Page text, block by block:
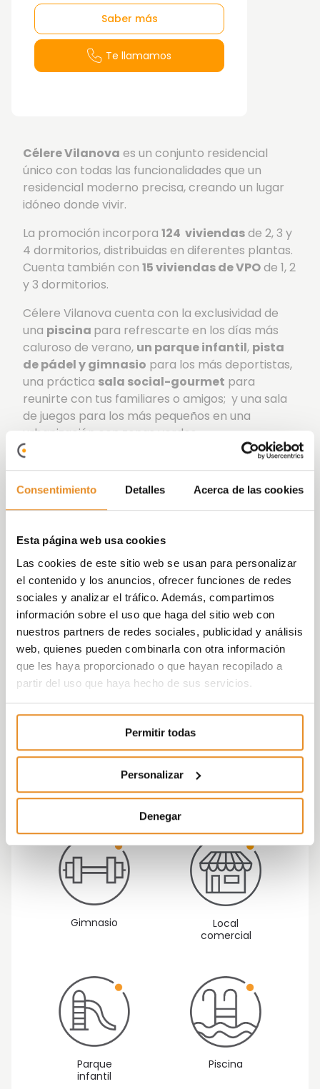
Consentimiento Detalles Acerca de las cookies
Esta página web usa cookies
Las cookies de este sitio web se usan para personalizar
el contenido y los anuncios, ofrecer funciones de redes
sociales y analizar el tráfico. Además, compartimos
información sobre el uso que haga del sitio web con
nuestros partners de redes sociales, publicidad y análisis
web, quienes pueden combinarla con otra información
que les haya proporcionado o que hayan recopilado a
partir del uso que haya hecho de sus servicios.
Permitir todas
Personalizar
Denegar
Saber más
Te llamamos
Célere Vilanova es un conjunto residencial
único con todas las funcionalidades que un
residencial moderno precisa, creando un lugar
idóneo donde vivir.
La promoción incorpora 124 viviendasde 2, 3 y
4 dormitorios, distribuidas en diferentes plantas.
Cuenta también con 15 viviendas de VPOde 1, 2
y 3 dormitorios.
Célere Vilanova cuenta con la exclusividad de
una piscina para refrescarte en los días más
caluroso de verano, un parque infantil, pista
de pádel y gimnasio para los más deportistas,
una práctica sala social-gourmet para
reunirte con tus familiares o amigos; y una sala
de juegos para los más pequeños en una
urbanización con zonas verdes.
Hemos cuidado cada detalle para convertir esta
ofrecemos unas viviendas de arquitectura
elegante y cuidada selección de calidades.
Todo el conjunto de viviendas cuenta con una
Calificación Energética A – B, lo que las
convierte en viviendas respetuosas con el medio
ambiente, diseñadas para ofrecerte el máximo
nivel de eficiencia energética. Vive tu nuevo
hogar en un entorno único
Cuarto para
bicicletas
Gimnasio
Local
comercial
Parque
infantil
Piscina